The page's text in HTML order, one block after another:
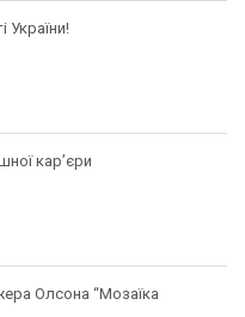
України!
кар’єри
Олсона “Мозаїка